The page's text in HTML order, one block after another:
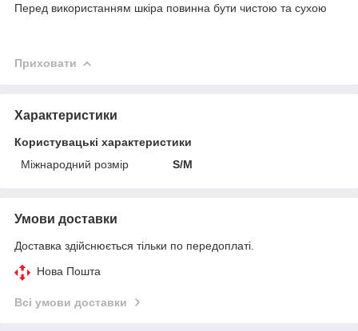
Перед використанням шкіра повинна бути чистою та сухою
Приховати
Характеристики
Користувацькі характеристики
Міжнародний розмір
S/M
Умови доставки
Доставка здійснюється тільки по передоплаті.
Нова Пошта
Всі умови доставки